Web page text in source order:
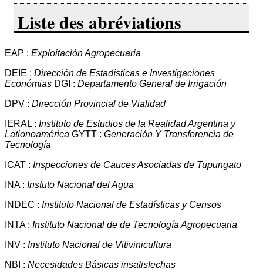
Liste des abréviations
EAP : Exploitación Agropecuaria
DEIE : Dirección de Estadísticas e Investigaciones
Económias DGI : Departamento General de Irrigación
DPV : Dirección Provincial de Vialidad
IERAL : Instituto de Estudios de la Realidad Argentina y
Lationoamérica GYTT : Generación Y Transferencia de
Tecnología
ICAT : Inspecciones de Cauces Asociadas de Tupungato
INA : Instuto Nacional del Agua
INDEC : Instituto Nacional de Estadísticas y Censos
INTA : Instituto Nacional de de Tecnología Agropecuaria
INV : Instituto Nacional de Vitivinicultura
NBI : Necesidades Básicas insatisfechas